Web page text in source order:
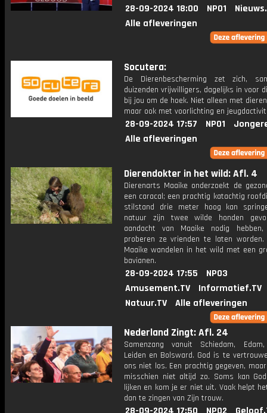
28-09-2024 18:00 NPO1
Alle afleveringen
Socutera:
De Dierenbescherming zet zich,
duizenden vrijwilligers, dagelijks in voor
bij jou om de hoek. Niet alleen met
maar ook met voorlichting en
28-09-2024 17:57 NPO1
Alle afleveringen
Dierendokter in het wild: Afl. 4
Dierenarts Maaike onderzoekt de
een caracal; een prachtig katachtig
stilstand drie meter hoog kan
natuur zijn twee wilde honden
aandacht van Maaike nodig
proberen ze vrienden te laten worden.
Maaike wandelen in het wild met een
bavianen.
28-09-2024 17:55
NPO3
Amusement.TV
Informatief.TV
Natuur.TV
Alle afleveringen
Nederland Zingt: Afl. 24
Samenzang vanuit Schiedam,
Leiden en Bolsward. God is te
ons niet los. Een prachtig gegeven,
misschien niet altijd zo. Soms kan
lijken en kom je er niet uit. Vaak helpt
dan te zingen van Zijn trouw.